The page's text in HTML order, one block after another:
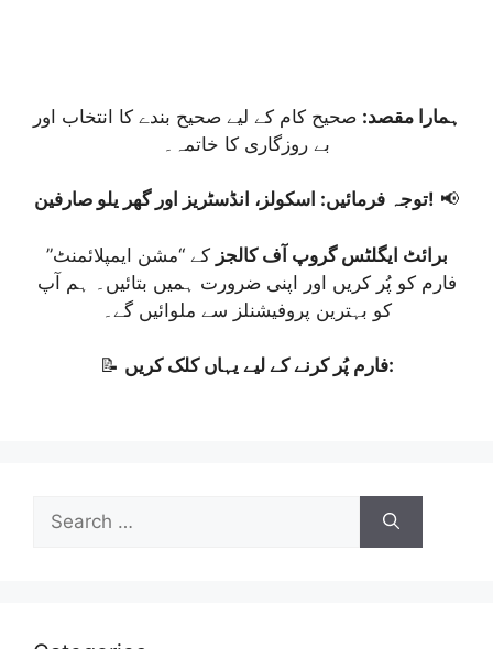
ہمارا مقصد: صحیح کام کے لیے صحیح بندے کا انتخاب اور
بے روزگاری کا خاتمہ۔
توجہ فرمائیں: اسکولز، انڈسٹریز اور گھر یلو صارفین! 📢
برائٹ ایگلٹس گروپ آف کالجز کے “مشن ایمپلائمنٹ”
فارم کو پُر کریں اور اپنی ضرورت ہمیں بتائیں۔ ہم آپ
کو بہترین پروفیشنلز سے ملوائیں گے۔
📝 فارم پُر کرنے کے لیے یہاں کلک کریں: